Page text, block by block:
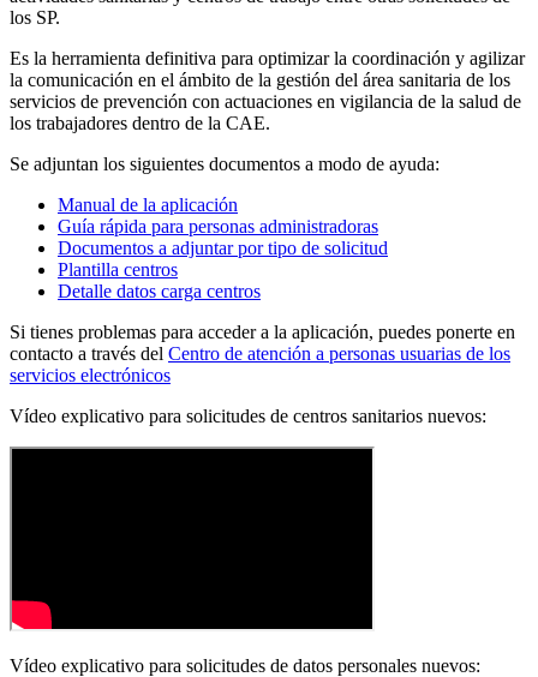
los SP.
Es la herramienta definitiva para optimizar la coordinación y agilizar
la comunicación en el ámbito de la gestión del área sanitaria de los
servicios de prevención con actuaciones en vigilancia de la salud de
los trabajadores dentro de la CAE.
Se adjuntan los siguientes documentos a modo de ayuda:
Manual de la aplicación
Guía rápida para personas administradoras
Documentos a adjuntar por tipo de solicitud
Plantilla centros
Detalle datos carga centros
Si tienes problemas para acceder a la aplicación, puedes ponerte en
contacto a través del Centro de atención a personas usuarias de los
servicios electrónicos
Vídeo explicativo para solicitudes de centros sanitarios nuevos:
Vídeo explicativo para solicitudes de datos personales nuevos: